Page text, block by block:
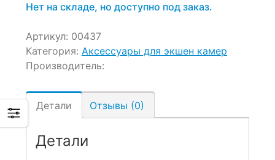
Нет на складе, но доступно под заказ.
Артикул: 00437
Категория: Аксессуары для экшен камер
Производитель:
Детали Отзывы (0)
Детали